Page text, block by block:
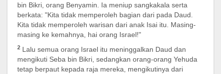
bin Bikri, orang Benyamin. Ia meniup sangkakala serta
berkata: "Kita tidak memperoleh bagian dari pada Daud.
Kita tidak memperoleh warisan dari anak Isai itu. Masing-
masing ke kemahnya, hai orang Israel!"
2 Lalu semua orang Israel itu meninggalkan Daud dan
mengikuti Seba bin Bikri, sedangkan orang-orang Yehuda
tetap berpaut kepada raja mereka, mengikutinya dari